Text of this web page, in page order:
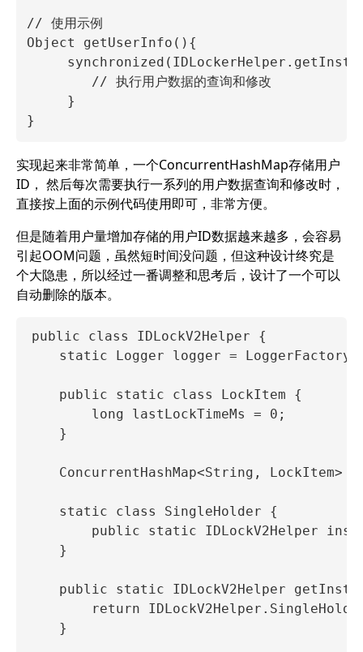
// 使用示例
Object getUserInfo(){
        // 执行用户数据的查询和修改
     }
实现起来非常简单，一个ConcurrentHashMap存储用户
ID， 然后每次需要执行一系列的用户数据查询和修改时，
直接按上面的示例代码使用即可，非常方便。
但是随着用户量增加存储的用户ID数据越来越多，会容易
引起OOM问题，虽然短时间没问题，但这种设计终究是
个大隐患，所以经过一番调整和思考后，设计了一个可以
自动删除的版本。
public class IDLockV2Helper {
static Logger logger =
    public static class LockItem {
        long lastLockTimeMs = 0;
    }
ConcurrentHashMap<String, LockItem>
    static class SingleHolder {
public static IDLockV2Helper
    }
public static IDLockV2Helper
return
    }